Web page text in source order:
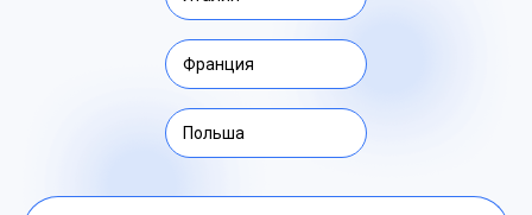
Франция
Польша